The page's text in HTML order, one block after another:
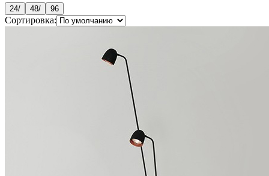
24/ 48/ 96
Сортировка: